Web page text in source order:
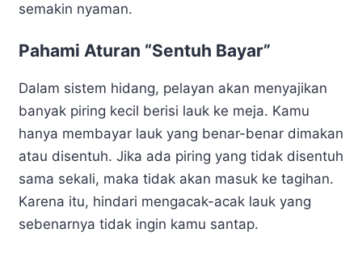
semakin nyaman.
Pahami Aturan “Sentuh Bayar”
Dalam sistem hidang, pelayan akan menyajikan
banyak piring kecil berisi lauk ke meja. Kamu
hanya membayar lauk yang benar-benar dimakan
atau disentuh. Jika ada piring yang tidak disentuh
sama sekali, maka tidak akan masuk ke tagihan.
Karena itu, hindari mengacak-acak lauk yang
sebenarnya tidak ingin kamu santap.